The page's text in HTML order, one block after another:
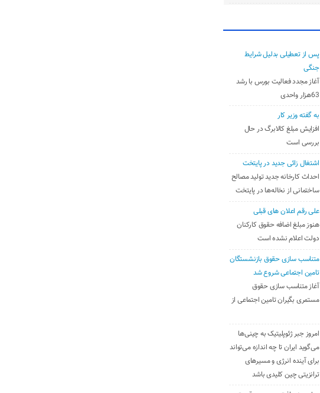
پس از تعطیلی بدلیل شرایط
جنگی
آغاز مجدد فعالیت بورس با رشد
63هزار واحدی
به گفته وزیر کار
افزایش مبلغ کالابرگ در حال
بررسی است
اشتغال زائی جدید در پایتخت
احداث کارخانه جدید تولید مصالح
ساختمانی از نخاله‌ها در پایتخت
علی رقم اعلان های قبلی
هنوز مبلغ اضافه حقوق کارکنان
دولت اعلام نشده است
متناسب سازی حقوق بازنشستگان
تامین اجتماعی شروع شد
آغاز متناسب سازی حقوق
مستمری بگیران تامین اجتماعی از
امروز جبر ژئوپلیتیک به چینی‌ها
می‌گوید ایران تا چه اندازه می‌تواند
برای آینده انرژی و مسیرهای
ترانزیتی چین کلیدی باشد